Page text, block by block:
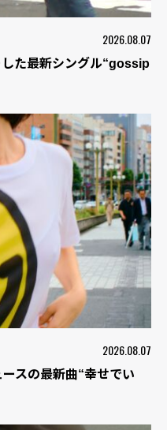
2026.08.07
た最新シングル“gossip
2026.08.07
スの最新曲“幸せでい